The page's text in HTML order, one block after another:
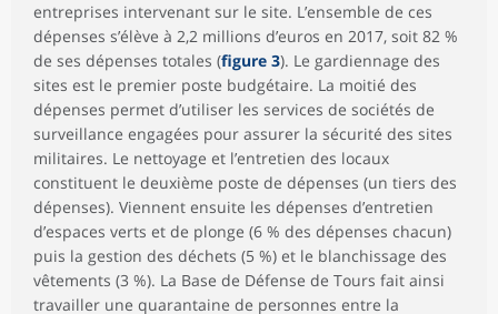
entreprises intervenant sur le site. L’ensemble de ces
dépenses s’élève à 2,2 millions d’euros en 2017, soit 82 %
de ses dépenses totales (figure 3). Le gardiennage des
sites est le premier poste budgétaire. La moitié des
dépenses permet d’utiliser les services de sociétés de
surveillance engagées pour assurer la sécurité des sites
militaires. Le nettoyage et l’entretien des locaux
constituent le deuxième poste de dépenses (un tiers des
dépenses). Viennent ensuite les dépenses d’entretien
d’espaces verts et de plonge (6 % des dépenses chacun)
puis la gestion des déchets (5 %) et le blanchissage des
vêtements (3 %). La Base de Défense de Tours fait ainsi
travailler une quarantaine de personnes entre la